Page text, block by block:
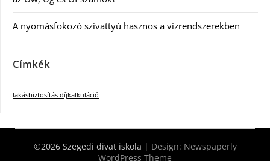
A nyomásfokozó szivattyú hasznos a vízrendszerekben
Címkék
lakásbiztosítás díjkalkuláció
©2026 Szegedi divat iskola | Design: Newspaperly
WordPress Theme